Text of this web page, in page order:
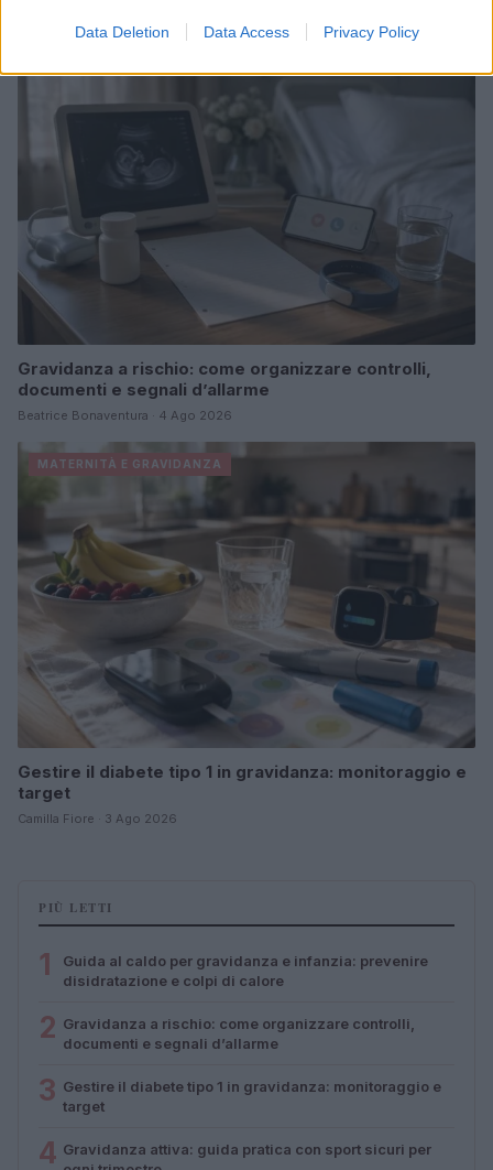
Data Deletion Data Access Privacy Policy
Gravidanza a rischio: come organizzare controlli,
documenti e segnali d’allarme
Beatrice Bonaventura · 4 Ago 2026
MATERNITÀ E GRAVIDANZA
Gestire il diabete tipo 1 in gravidanza: monitoraggio e
target
Camilla Fiore · 3 Ago 2026
PIÙ LETTI
1
Guida al caldo per gravidanza e infanzia: prevenire
disidratazione e colpi di calore
2 Gravidanza a rischio: come organizzare controlli,
documenti e segnali d’allarme
3 Gestire il diabete tipo 1 in gravidanza: monitoraggio e
target
4 Gravidanza attiva: guida pratica con sport sicuri per